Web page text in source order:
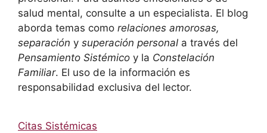
salud mental, consulte a un especialista. El blog
aborda temas como relaciones amorosas,
separación y superación personal a través del
Pensamiento Sistémico y la Constelación
Familiar. El uso de la información es
responsabilidad exclusiva del lector.
Citas Sistémicas